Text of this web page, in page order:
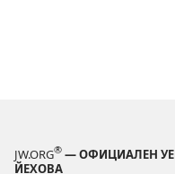
JW.ORG® — ОФИЦИАЛЕН
ЙЕХОВА